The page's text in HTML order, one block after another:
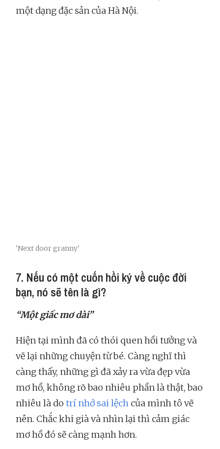
một dạng đặc sản của Hà Nội.
'Next door granny'
7. Nếu có một cuốn hồi ký về cuộc đời
bạn, nó sẽ tên là gì?
“Một giấc mơ dài”
Hiện tại mình đã có thói quen hồi tưởng và
vẽ lại những chuyện từ bé. Càng nghĩ thì
càng thấy, những gì đã xảy ra vừa đẹp vừa
mơ hồ, không rõ bao nhiêu phần là thật, bao
nhiêu là do trí nhớ sai lệch của mình tô vẽ
nên. Chắc khi già và nhìn lại thì cảm giác
mơ hồ đó sẽ càng mạnh hơn.